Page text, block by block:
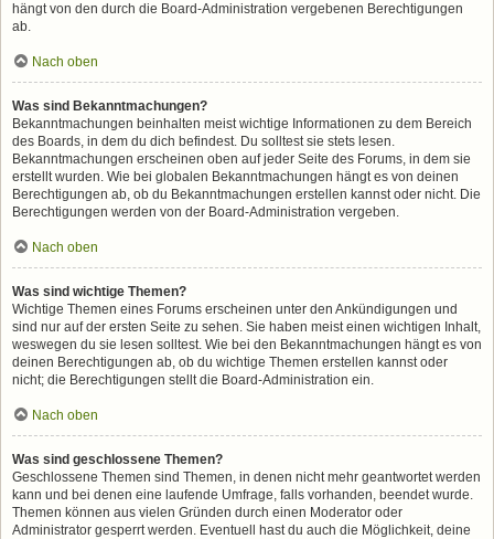
hängt von den durch die Board-Administration vergebenen Berechtigungen
ab.
Nach oben
Was sind Bekanntmachungen?
Bekanntmachungen beinhalten meist wichtige Informationen zu dem Bereich
des Boards, in dem du dich befindest. Du solltest sie stets lesen.
Bekanntmachungen erscheinen oben auf jeder Seite des Forums, in dem sie
erstellt wurden. Wie bei globalen Bekanntmachungen hängt es von deinen
Berechtigungen ab, ob du Bekanntmachungen erstellen kannst oder nicht. Die
Berechtigungen werden von der Board-Administration vergeben.
Nach oben
Was sind wichtige Themen?
Wichtige Themen eines Forums erscheinen unter den Ankündigungen und
sind nur auf der ersten Seite zu sehen. Sie haben meist einen wichtigen Inhalt,
weswegen du sie lesen solltest. Wie bei den Bekanntmachungen hängt es von
deinen Berechtigungen ab, ob du wichtige Themen erstellen kannst oder
nicht; die Berechtigungen stellt die Board-Administration ein.
Nach oben
Was sind geschlossene Themen?
Geschlossene Themen sind Themen, in denen nicht mehr geantwortet werden
kann und bei denen eine laufende Umfrage, falls vorhanden, beendet wurde.
Themen können aus vielen Gründen durch einen Moderator oder
Administrator gesperrt werden. Eventuell hast du auch die Möglichkeit, deine